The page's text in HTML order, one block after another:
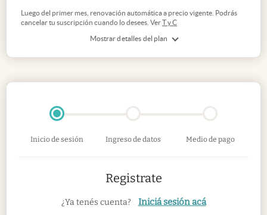
Mostrar detalles del plan
Luego del primer mes, renovación automática a precio vigente. Podrás
cancelar tu suscripción cuando lo desees. VerT y C
Inicio de sesión Ingreso de datos Medio de pago
Registrate
¿Ya tenés cuenta? Iniciá sesión acá